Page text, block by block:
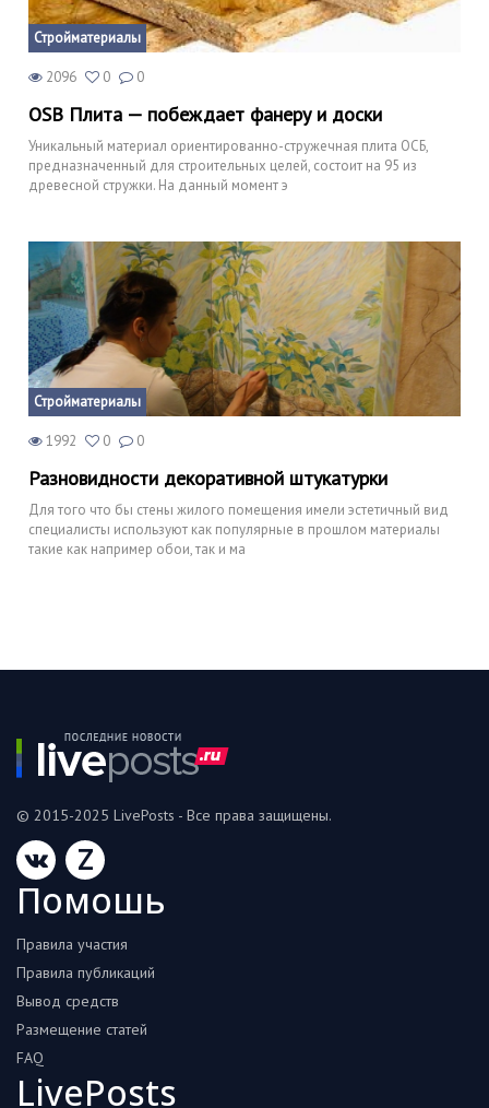
Стройматериалы
2096 0 0
OSB Плита — побеждает фанеру и доски
Уникальный материал ориентированно-стружечная плита ОСБ,
предназначенный для строительных целей, состоит на 95 из
древесной стружки. На данный момент э
Стройматериалы
1992 0 0
Разновидности декоративной штукатурки
Для того что бы стены жилого помещения имели эстетичный вид
специалисты используют как популярные в прошлом материалы
такие как например обои, так и ма
© 2015-2025 LivePosts - Все права защищены.
Z
Помошь
Правила участия
Правила публикаций
Вывод средств
Размещение статей
FAQ
LivePosts